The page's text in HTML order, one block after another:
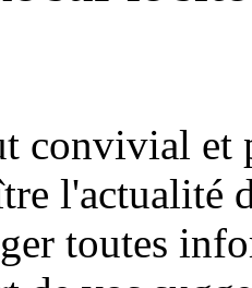
convivial et
l'actualité
toutes